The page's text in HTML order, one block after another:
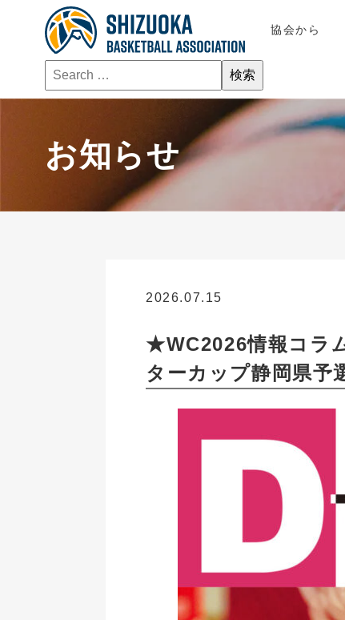
協会から
お知らせ
2026.07.15
★WC2026情報コラ
ターカップ静岡県